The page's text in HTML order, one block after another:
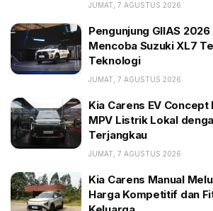
Suzuki XL7 Terbaru Menarik
GIIAS 2026 Melalui Sesi Test Drive
Pengunjung GIIAS 2026 Antusias
XL7 Terbaru Akibat Fitur Teknologi
Kia Carens EV Concept Menjadi
Lokal dengan Harga Terjangkau
Anehnya, Mazda tetap ngegas dan
diesel CX-60. Mazda melihat mesin
banyak keuntungan bagi pemilik.
dipasanglah mesin diesel ke CX-60
JUMAT, 7 AGUSTUS 2026
Pengunjung GIIAS
Mencoba Suzuki XL7
Teknologi
JUMAT, 7 AGUSTUS 2026
Kia Carens EV Concept
MPV Listrik Lokal
Terjangkau
JUMAT, 7 AGUSTUS 2026
Kia Carens Manual
Harga Kompetitif dan